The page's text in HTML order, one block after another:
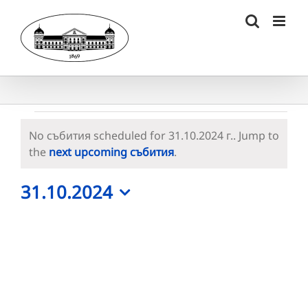
content
Събития
for
31.10.2024
г.
Notice
No събития scheduled for 31.10.2024 г.. Jump to
the next upcoming събития.
31.10.2024